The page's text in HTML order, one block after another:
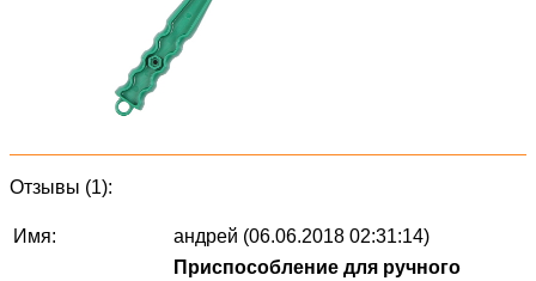
Отзывы (1):
Имя: андрей (06.06.2018 02:31:14)
Приспособление для ручного